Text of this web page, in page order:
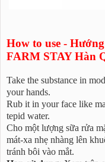
How to use -
FARM STAY Hàn
Take the substance in
your hands.
Rub it in your face like
tepid water.
Cho một lượng sữa rửa
mát-xa nhẹ nhàng lên
tránh bôi vào mắt.